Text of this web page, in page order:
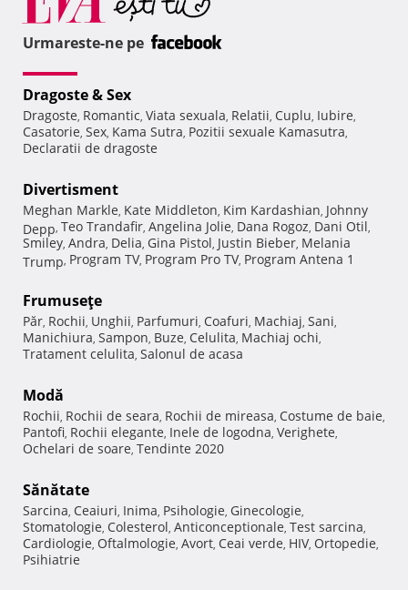
Urmareste-ne pe
Dragoste & Sex
Dragoste, Romantic, Viata sexuala, Relatii, Cuplu, Iubire,
Casatorie, Sex, Kama Sutra, Pozitii sexuale Kamasutra,
Declaratii de dragoste
Divertisment
Meghan Markle, Kate Middleton, Kim Kardashian, Johnny
Depp, Teo Trandafir, Angelina Jolie, Dana Rogoz, Dani Otil,
Smiley, Andra, Delia, Gina Pistol, Justin Bieber, Melania
Trump, Program TV, Program Pro TV, Program Antena 1
Frumuseţe
Păr, Rochii, Unghii, Parfumuri, Coafuri, Machiaj, Sani,
Manichiura, Sampon, Buze, Celulita, Machiaj ochi,
Tratament celulita, Salonul de acasa
Modă
Rochii, Rochii de seara, Rochii de mireasa, Costume de baie,
Pantofi, Rochii elegante, Inele de logodna, Verighete,
Ochelari de soare, Tendinte 2020
Sănătate
Sarcina, Ceaiuri, Inima, Psihologie, Ginecologie,
Stomatologie, Colesterol, Anticonceptionale, Test sarcina,
Cardiologie, Oftalmologie, Avort, Ceai verde, HIV, Ortopedie,
Psihiatrie